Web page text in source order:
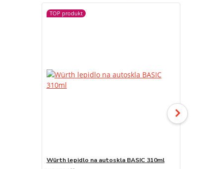
TOP produkt
Würth lepidlo na autoskla BASIC 310ml